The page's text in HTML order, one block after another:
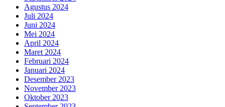
Agustus 2024
Juli 2024
Juni 2024
Mei 2024
April 2024
Maret 2024
Februari 2024
Januari 2024
Desember 2023
November 2023
Oktober 2023